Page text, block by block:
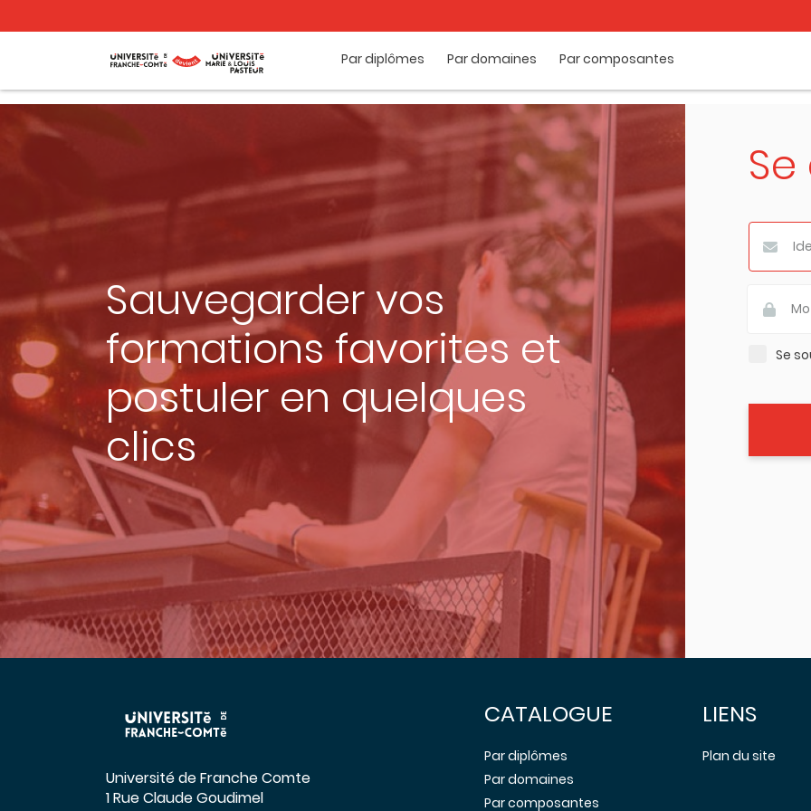
Par diplômes Par domaines Par composantes
Sauvegarder vos
formations favorites et
postuler en quelques
clics
Se
Université de Franche Comte
1 Rue Claude Goudimel
CATALOGUE
Par diplômes
Par domaines
Par composantes
LIENS
Plan du site